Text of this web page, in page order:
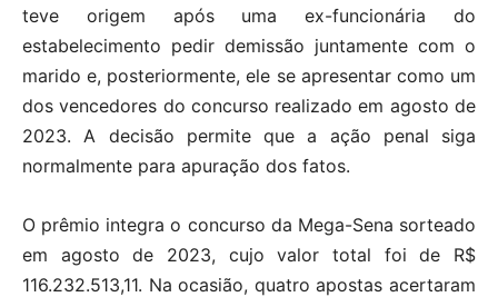
teve origem após uma ex-funcionária do
estabelecimento pedir demissão juntamente com o
marido e, posteriormente, ele se apresentar como um
dos vencedores do concurso realizado em agosto de
2023. A decisão permite que a ação penal siga
normalmente para apuração dos fatos.
O prêmio integra o concurso da Mega-Sena sorteado
em agosto de 2023, cujo valor total foi de R$
116.232.513,11. Na ocasião, quatro apostas acertaram